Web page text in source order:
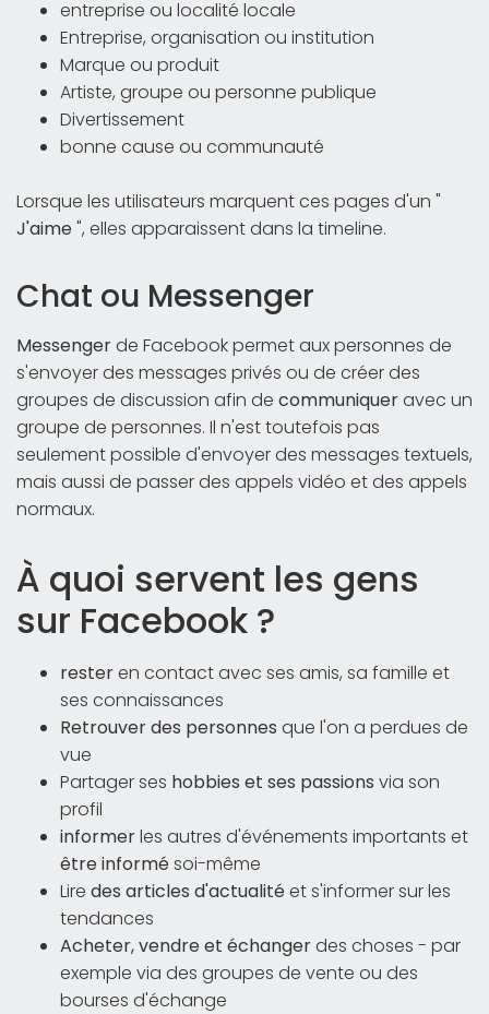
entreprise ou localité locale
Entreprise, organisation ou institution
Marque ou produit
Artiste, groupe ou personne publique
Divertissement
bonne cause ou communauté
Lorsque les utilisateurs marquent ces pages d'un "
J'aime", elles apparaissent dans la timeline.
Chat ou Messenger
Messengerde Facebook permet aux personnes de
s'envoyer des messages privés ou de créer des
groupes de discussion afin de communiqueravec un
groupe de personnes. Il n'est toutefois pas
seulement possible d'envoyer des messages textuels,
mais aussi de passer des appels vidéo et des appels
normaux.
À quoi servent les gens
sur Facebook ?
resteren contact avec ses amis, sa famille et
ses connaissances
Retrouver des personnes que l'on a perdues de
vue
Partager ses hobbies et ses passions via son
profil
informerles autres d'événements importants et
être informésoi-même
Lire des articles d'actualitéet s'informer sur les
tendances
Acheter, vendre et échangerdes choses - par
exemple via des groupes de vente ou des
bourses d'échange